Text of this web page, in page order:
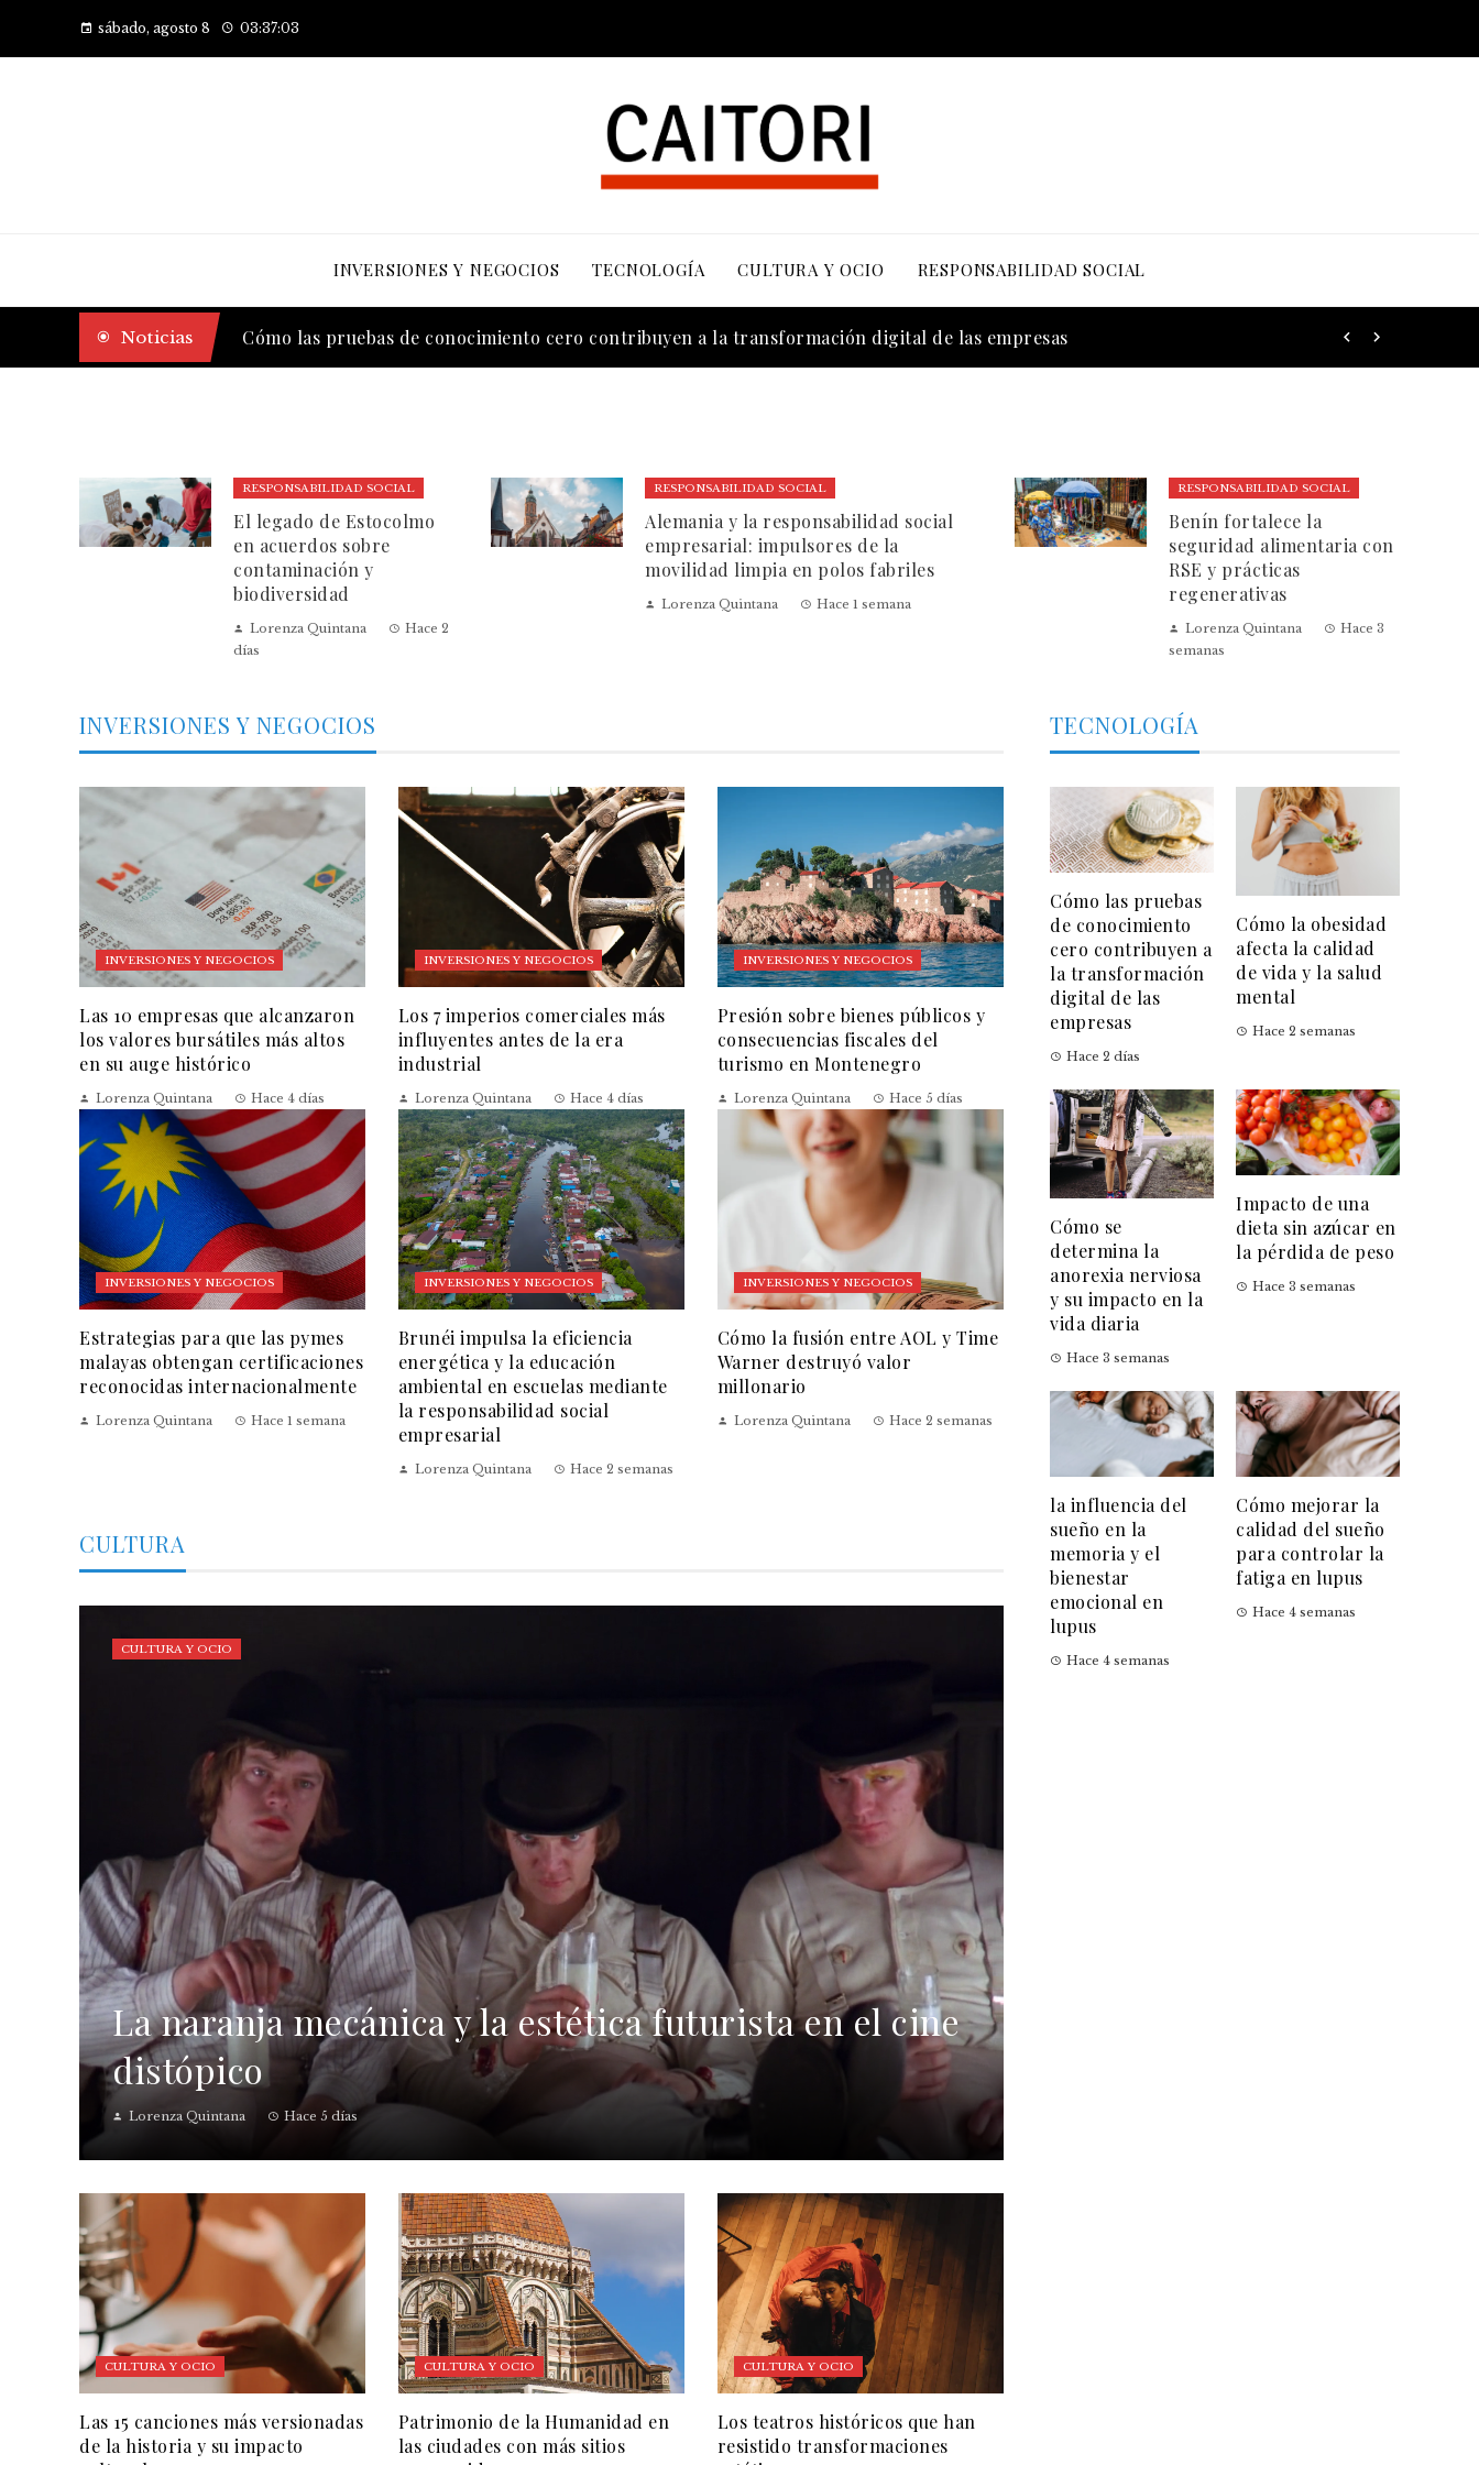
sábado, agosto 8 03:37:04
INVERSIONES Y NEGOCIOS TECNOLOGÍA CULTURA Y OCIO RESPONSABILIDAD SOCIAL
Noticias El legado de Estocolmo en acuerdos sobre contaminación y biodiversidad
RESPONSABILIDAD SOCIAL
El legado de Estocolmo
en acuerdos sobre
contaminación y
biodiversidad
Lorenza Quintana
Hace 2
días
RESPONSABILIDAD SOCIAL
Alemania y la responsabilidad social
empresarial: impulsores de la
movilidad limpia en polos fabriles
Lorenza Quintana Hace 1 semana
RESPONSABILIDAD SOCIAL
Benín fortalece la
seguridad alimentaria con
RSE y prácticas
regenerativas
Lorenza Quintana
Hace 3
semanas
INVERSIONES Y NEGOCIOS
INVERSIONES Y NEGOCIOS
Las 10 empresas que alcanzaron
los valores bursátiles más altos
en su auge histórico
Lorenza Quintana Hace 4 días
INVERSIONES Y NEGOCIOS
Los 7 imperios comerciales más
influyentes antes de la era
industrial
Lorenza Quintana Hace 4 días
INVERSIONES Y NEGOCIOS
Presión sobre bienes públicos y
consecuencias fiscales del
turismo en Montenegro
Lorenza Quintana Hace 5 días
INVERSIONES Y NEGOCIOS
Estrategias para que las pymes
malayas obtengan certificaciones
reconocidas internacionalmente
Lorenza Quintana Hace 1 semana
INVERSIONES Y NEGOCIOS
Brunéi impulsa la eficiencia
energética y la educación
ambiental en escuelas mediante
la responsabilidad social
empresarial
Lorenza Quintana Hace 2 semanas
INVERSIONES Y NEGOCIOS
Cómo la fusión entre AOL y Time
Warner destruyó valor
millonario
Lorenza Quintana Hace 2 semanas
CULTURA
La naranja mecánica y la estética futurista en el cine
distópico
Lorenza Quintana Hace 5 días
CULTURA Y OCIO
CULTURA Y OCIO
Las 15 canciones más versionadas
de la historia y su impacto
CULTURA Y OCIO
Patrimonio de la Humanidad en
las ciudades con más sitios
CULTURA Y OCIO
Los teatros históricos que han
resistido transformaciones
TECNOLOGÍA
Cómo las pruebas
de conocimiento
cero contribuyen a
la transformación
digital de las
empresas
Hace 2 días
Cómo la obesidad
afecta la calidad
de vida y la salud
mental
Hace 2 semanas
Cómo se
determina la
anorexia nerviosa
y su impacto en la
vida diaria
Hace 3 semanas
Impacto de una
dieta sin azúcar en
la pérdida de peso
Hace 3 semanas
la influencia del
sueño en la
memoria y el
bienestar
emocional en
lupus
Hace 4 semanas
Cómo mejorar la
calidad del sueño
para controlar la
fatiga en lupus
Hace 4 semanas